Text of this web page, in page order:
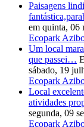
Paisagens
em quinta, 06
Ecopark
Um local
que passei…
sábado, 19
Ecopark
Local
atividades
segunda, 09
Ecopark